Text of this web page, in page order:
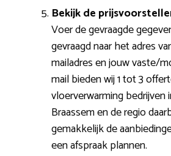
Bekijk de
Voer de gevraagde
gevraagd naar het adres
mailadres en jouw vaste/
mail bieden wij 1 tot 3
vloerverwarming bedrijven
Braassem en de regio
gemakkelijk de
een afspraak plannen.